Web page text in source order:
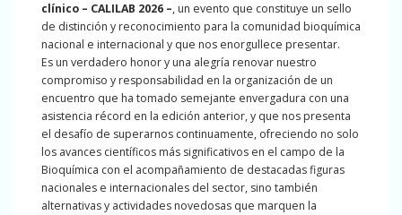
clínico – CALILAB 2026 –, un evento que constituye un sello
de distinción y reconocimiento para la comunidad bioquímica
nacional e internacional y que nos enorgullece presentar.
Es un verdadero honor y una alegría renovar nuestro
compromiso y responsabilidad en la organización de un
encuentro que ha tomado semejante envergadura con una
asistencia récord en la edición anterior, y que nos presenta
el desafío de superarnos continuamente, ofreciendo no solo
los avances científicos más significativos en el campo de la
Bioquímica con el acompañamiento de destacadas figuras
nacionales e internacionales del sector, sino también
alternativas y actividades novedosas que marquen la